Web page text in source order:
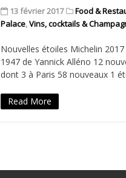
13 février 2017 Food &
Palace,Vins, cocktails &
Nouvelles étoiles Michelin
1947 de Yannick Alléno 12
dont 3 à Paris 58 nouveaux 1
Read More